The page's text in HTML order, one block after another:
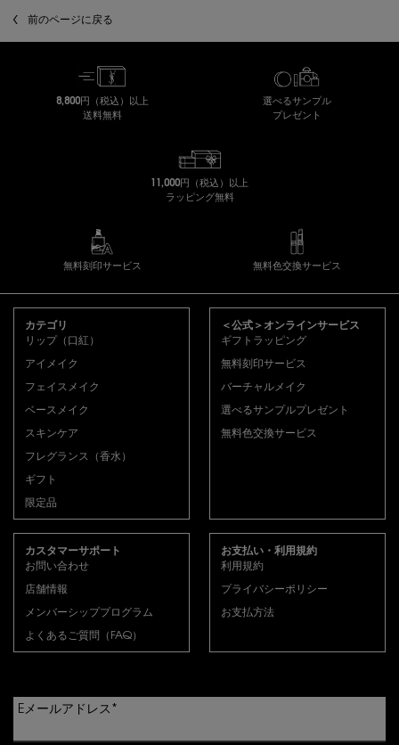
前のページに戻る
8,800円（税込）以上
送料無料
選べるサンプル
プレゼント
11,000円（税込）以上
ラッピング無料
無料刻印サービス 無料色交換サービス
カテゴリ
リップ（口紅）
アイメイク
フェイスメイク
ベースメイク
スキンケア
フレグランス（香水）
ギフト
限定品
＜公式＞オンラインサービス
ギフトラッピング
無料刻印サービス
バーチャルメイク
選べるサンプルプレゼント
無料色交換サービス
カスタマーサポート
お問い合わせ
店舗情報
メンバーシッププログラム
よくあるご質問（FAQ）
お支払い・利用規約
利用規約
プライバシーポリシー
お支払方法
Eメールアドレス *